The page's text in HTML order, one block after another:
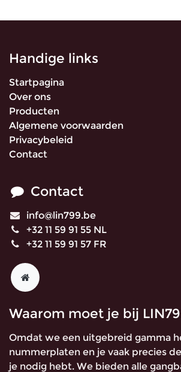
Handige links
Startpagina
Over ons
Producten
Algemene voorwaarden
Privacybeleid
Contact
Contact
info@lin799.be
+32 11 59 91 55 NL
+32 11 59 91 57 FR
Waarom moet je bij
Omdat we een uitgebreid gamma
nummerplaten en je vaak precies
je nodig hebt. We bieden alle